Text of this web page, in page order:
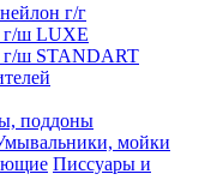
г/г
г/ш LUXE
г/ш STANDART
поддоны
мойки
Писсуары и